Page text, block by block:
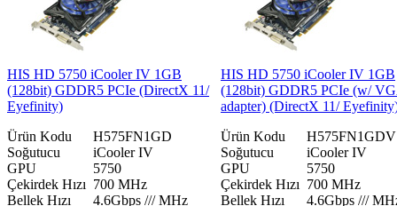
HIS HD 5750 iCooler IV 1GB
(128bit) GDDR5 PCIe (DirectX 11/
Eyefinity)
Ürün Kodu
H575FN1GD
Soğutucu
iCooler IV
GPU
5750
Çekirdek Hızı 700 MHz
Bellek Hızı
4.6Gbps /// MHz
HIS HD 5750 iCooler IV 1GB
(128bit) GDDR5 PCIe (w/
adapter) (DirectX 11/
Ürün Kodu
H575FN1GDV
Soğutucu
iCooler IV
GPU
5750
Çekirdek Hızı 700 MHz
Bellek Hızı
4.6Gbps ///